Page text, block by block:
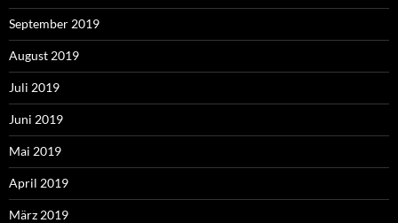
September 2019
August 2019
Juli 2019
Juni 2019
Mai 2019
April 2019
März 2019